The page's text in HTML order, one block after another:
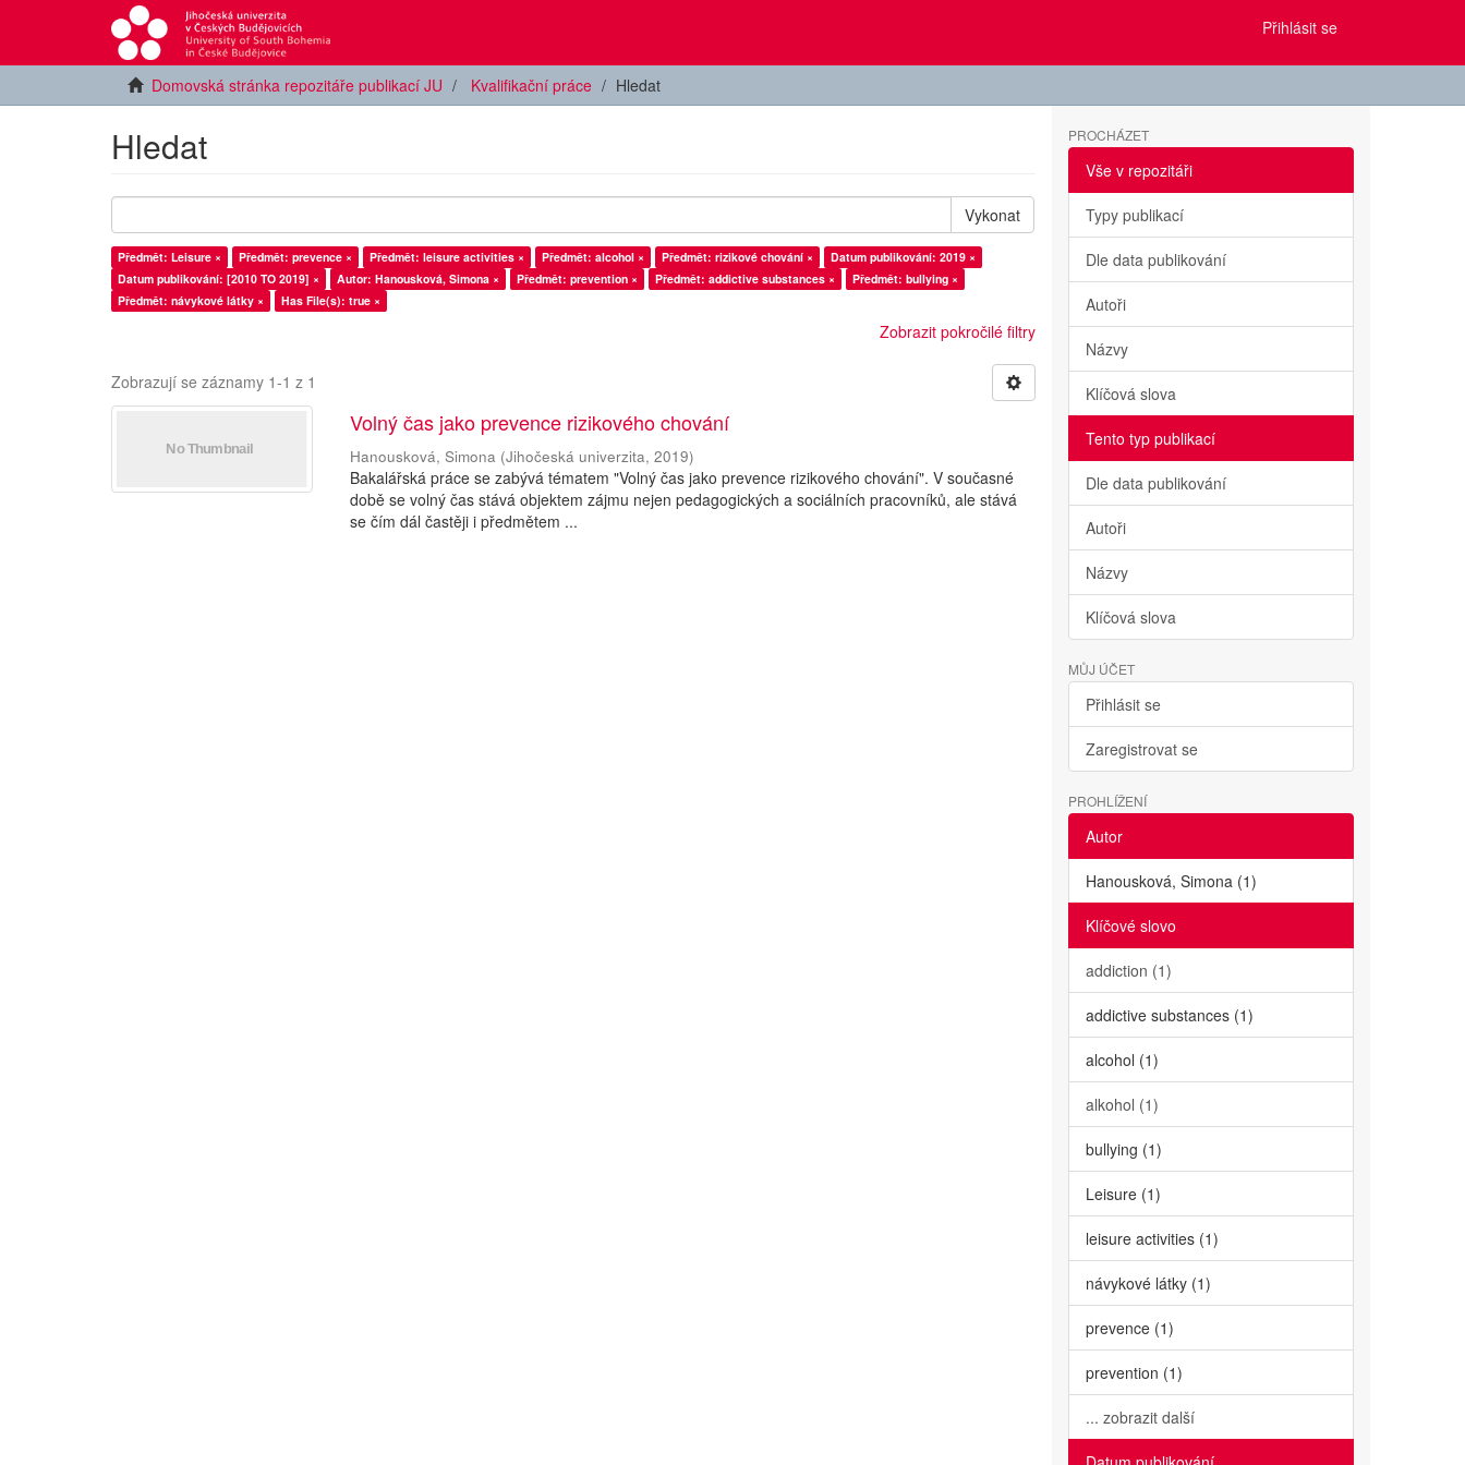
Přihlásit se
Domovská stránka repozitáře publikací JU Kvalifikační práce Hledat
Hledat
Vykonat
Předmět: Leisure × Předmět: prevence × Předmět: leisure activities × Předmět: alcohol × Předmět: rizikové chování ×
Datum publikování: 2019 ×
Datum publikování: [2010 TO 2019] ×
Autor: Hanousková, Simona × Předmět: prevention × Předmět: addictive substances ×
Předmět: bullying ×
Předmět: návykové látky ×
Has File(s): true ×
Zobrazit pokročilé filtry
Zobrazují se záznamy 1-1 z 1
Volný čas jako prevence rizikového chování
Hanousková, Simona (Jihočeská univerzita,2019)
Bakalářská práce se zabývá tématem "Volný čas jako prevence rizikového chování". V současné
době se volný čas stává objektem zájmu nejen pedagogických a sociálních pracovníků, ale stává
se čím dál častěji i předmětem ...
PROCHÁZET
Vše v repozitáři
Typy publikací
Dle data publikování
Autoři
Názvy
Klíčová slova
Tento typ publikací
Dle data publikování
Autoři
Názvy
Klíčová slova
MŮJ ÚČET
Přihlásit se
Zaregistrovat se
PROHLÍŽENÍ
Autor
Hanousková, Simona (1)
Klíčové slovo
addiction (1)
addictive substances (1)
alcohol (1)
alkohol (1)
bullying (1)
Leisure (1)
leisure activities (1)
návykové látky (1)
prevence (1)
prevention (1)
... zobrazit další